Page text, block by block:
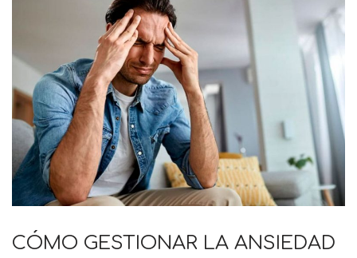
CÓMO GESTIONAR LA ANSIEDAD